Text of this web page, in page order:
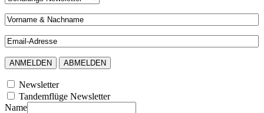
Newsletter
Tandemflüge Newsletter
Name